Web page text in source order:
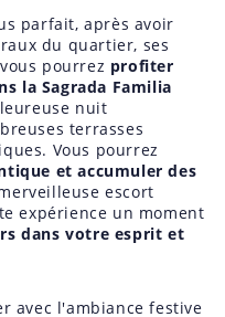
parfait, après avoir
du quartier, ses
pourrez profiter
la Sagrada Familia
nuit
terrasses
Vous pourrez
et accumuler des
escort
expérience un moment
dans votre esprit et
avec l'ambiance festive